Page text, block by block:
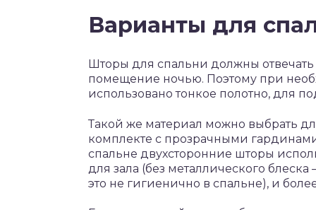
Варианты для
Шторы для спальни должны
помещение ночью. Поэтому при
использовано тонкое полотно, для
Такой же материал можно выбрать
комплекте с прозрачными
спальне двухсторонние шторы
для зала (без металлического блеска
это не гигиенично в спальне), и